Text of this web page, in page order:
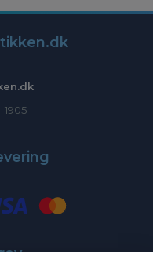
1905